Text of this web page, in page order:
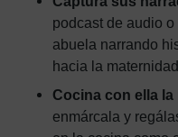
podcast de audio
abuela narrando
hacia la
Cocina con ella la
enmárcala y